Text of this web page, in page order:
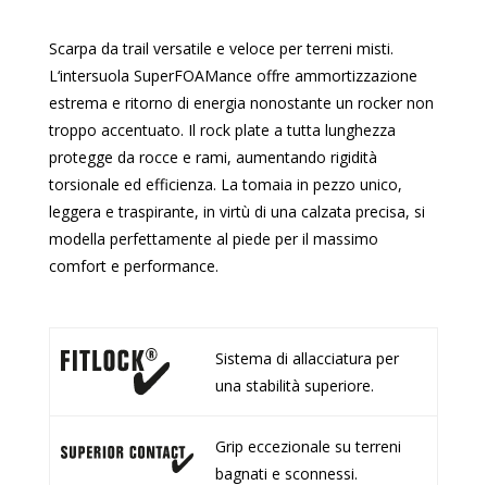
Scarpa da trail versatile e veloce per terreni misti.
L‘intersuola SuperFOAMance offre ammortizzazione
estrema e ritorno di energia nonostante un rocker non
troppo accentuato. Il rock plate a tutta lunghezza
protegge da rocce e rami, aumentando rigidità
torsionale ed efficienza. La tomaia in pezzo unico,
leggera e traspirante, in virtù di una calzata precisa, si
modella perfettamente al piede per il massimo
comfort e performance.
Sistema di allacciatura per
una stabilità superiore.
Grip eccezionale su terreni
bagnati e sconnessi.